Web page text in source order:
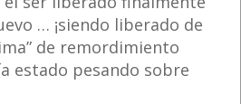
… ¡siendo liberado de
de remordimiento
estado pesando sobre